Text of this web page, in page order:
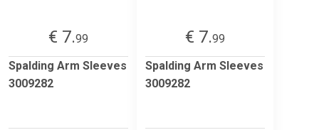
€ 7.99
Spalding Arm Sleeves
3009282
€ 7.99
Spalding Arm Sleeves
3009282